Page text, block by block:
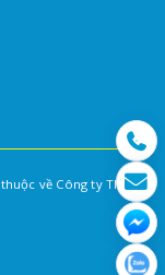
sau phải lắp thiết
thông mang phù
đầu kéo hay
(Xanh SM,
về Công ty TNHH